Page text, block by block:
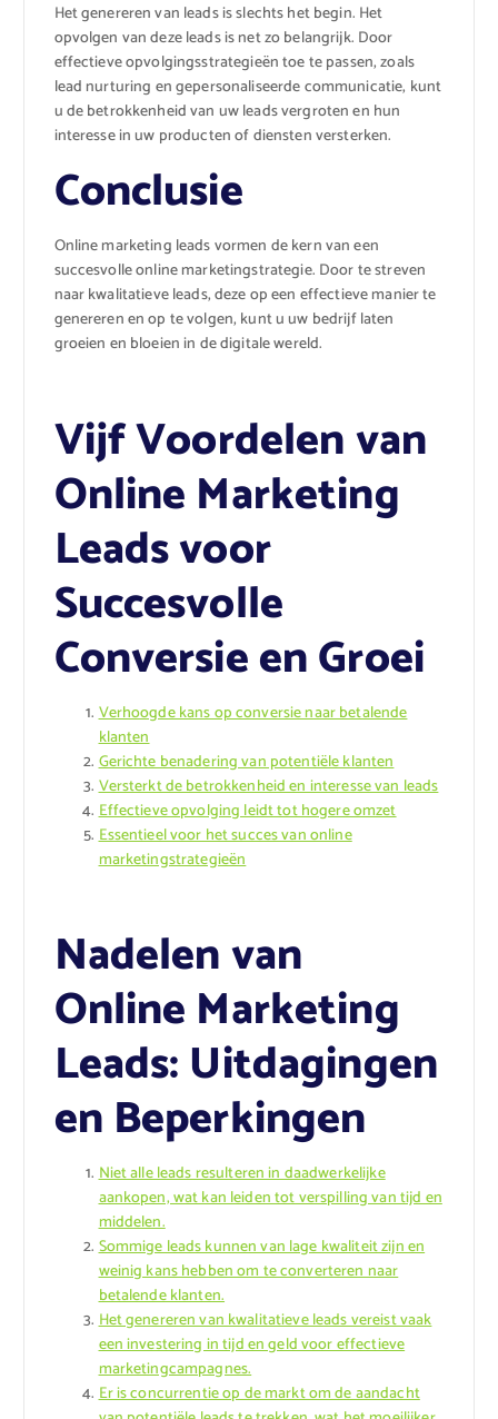
Het genereren van leads is slechts het begin. Het
opvolgen van deze leads is net zo belangrijk. Door
effectieve opvolgingsstrategieën toe te passen, zoals
lead nurturing en gepersonaliseerde communicatie, kunt
u de betrokkenheid van uw leads vergroten en hun
interesse in uw producten of diensten versterken.
Conclusie
Online marketing leads vormen de kern van een
succesvolle online marketingstrategie. Door te streven
naar kwalitatieve leads, deze op een effectieve manier te
genereren en op te volgen, kunt u uw bedrijf laten
groeien en bloeien in de digitale wereld.
Vijf Voordelen van
Online Marketing
Leads voor
Succesvolle
Conversie en Groei
Verhoogde kans op conversie naar betalende
klanten
Gerichte benadering van potentiële klanten
Versterkt de betrokkenheid en interesse van leads
Effectieve opvolging leidt tot hogere omzet
Essentieel voor het succes van online
marketingstrategieën
Nadelen van
Online Marketing
Leads: Uitdagingen
en Beperkingen
Niet alle leads resulteren in daadwerkelijke
aankopen, wat kan leiden tot verspilling van tijd en
middelen.
Sommige leads kunnen van lage kwaliteit zijn en
weinig kans hebben om te converteren naar
betalende klanten.
Het genereren van kwalitatieve leads vereist vaak
een investering in tijd en geld voor effectieve
marketingcampagnes.
Er is concurrentie op de markt om de aandacht